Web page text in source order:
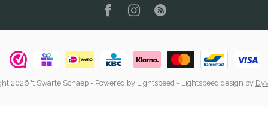
2026 't Swarte Schaep- Powered by Lightspeed - Lightspeed design by